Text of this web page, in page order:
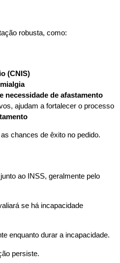
robusta, como:
(CNIS)
necessidade de afastamento
ajudam a fortalecer o processo
chances de êxito no pedido.
ao INSS, geralmente pelo
se há incapacidade
enquanto durar a incapacidade.
persiste.